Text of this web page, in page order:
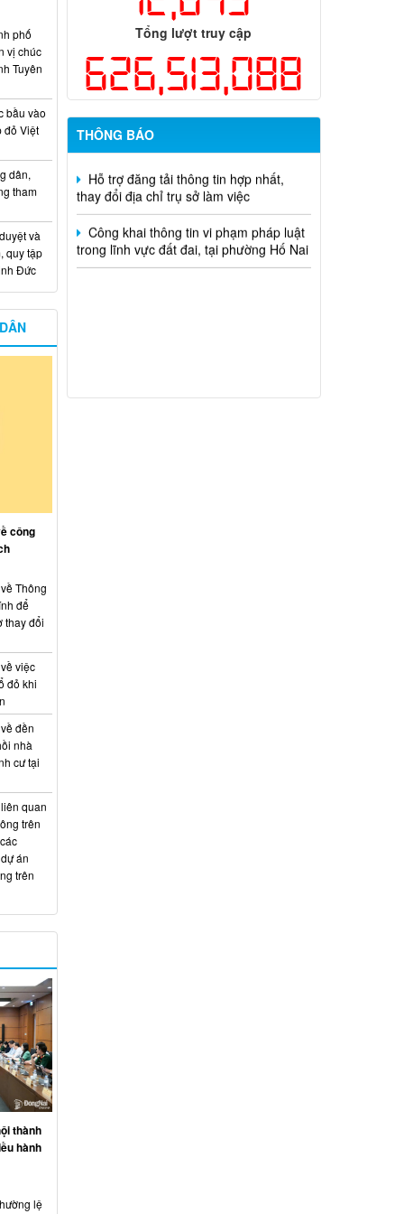
Tổng lượt truy cập
626,513,088
THÔNG BÁO
hiện năm 2026 (đợt 1) lần 3
Kế hoạch Thông tin, tuyên truyền triển
khai Kế hoạch Khám sức khỏe định kỳ
hoặc khám sàng lọc miễn phí ít nhất mỗi
năm một lần cho người dân trên địa bàn
Hỗ trợ đăng tải thông tin hợp nhất,
Công khai thông tin vi phạm pháp luật
trong lĩnh vực đất đai, tại phường Hố Nai
phố
vị chúc
Tuyên
bầu vào
đỏ Việt
dân,
tham
và
quy tập
Đức
công
Thông
để
thay đổi
việc
đỏ khi
đền
nhà
cư tại
quan
trên
án
trên
thành
hành
lệ